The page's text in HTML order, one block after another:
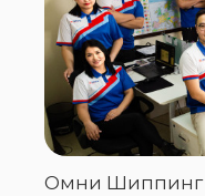
Омни Шиппинг